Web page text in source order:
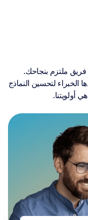
فريق ملتزم بنجاحك.
الخبراء لتحسين النماذج
أولويتنا.